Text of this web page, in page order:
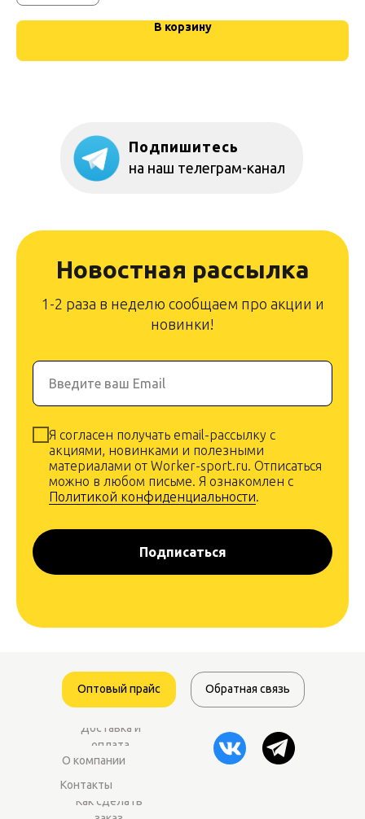
В корзину
Подпишитесь
на наш телеграм-канал
Новостная рассылка
1-2 раза в неделю сообщаем про акции и
новинки!
Введите ваш Email
Я согласен получать email-рассылку с
акциями, новинками и полезными
материалами от Worker-sport.ru. Отписаться
можно в любом письме. Я ознакомлен с
Политикой конфиденциальности.
Подписаться
Контакты
О компании
Доставка и
оплата
Оптовый прайс Обратная связь
Как сделать